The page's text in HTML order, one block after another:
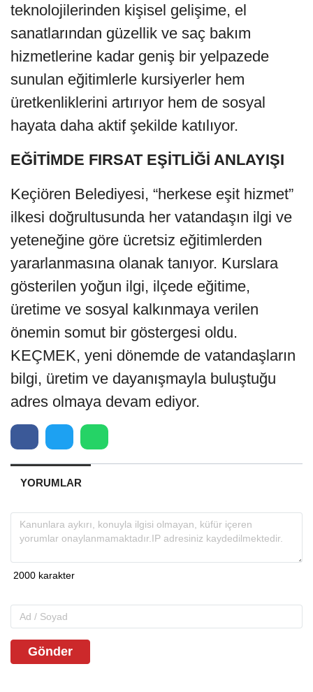
teknolojilerinden kişisel gelişime, el
sanatlarından güzellik ve saç bakım
hizmetlerine kadar geniş bir yelpazede
sunulan eğitimlerle kursiyerler hem
üretkenliklerini artırıyor hem de sosyal
hayata daha aktif şekilde katılıyor.
EĞİTİMDE FIRSAT EŞİTLİĞİ ANLAYIŞI
Keçiören Belediyesi, “herkese eşit hizmet”
ilkesi doğrultusunda her vatandaşın ilgi ve
yeteneğine göre ücretsiz eğitimlerden
yararlanmasına olanak tanıyor. Kurslara
gösterilen yoğun ilgi, ilçede eğitime,
üretime ve sosyal kalkınmaya verilen
önemin somut bir göstergesi oldu.
KEÇMEK, yeni dönemde de vatandaşların
bilgi, üretim ve dayanışmayla buluştuğu
adres olmaya devam ediyor.
YORUMLAR
Gönder